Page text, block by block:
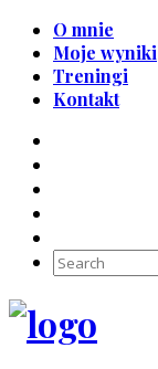
O mnie
Moje wyniki
Treningi
Kontakt